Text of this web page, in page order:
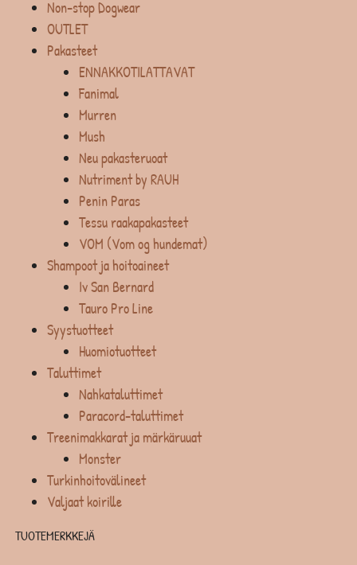
Non-stop Dogwear
OUTLET
Pakasteet
ENNAKKOTILATTAVAT
Fanimal
Murren
Mush
Neu pakasteruoat
Nutriment by RAUH
Penin Paras
Tessu raakapakasteet
VOM (Vom og hundemat)
Shampoot ja hoitoaineet
Iv San Bernard
Tauro Pro Line
Syystuotteet
Huomiotuotteet
Taluttimet
Nahkataluttimet
Paracord-taluttimet
Treenimakkarat ja märkäruuat
Monster
Turkinhoitovälineet
Valjaat koirille
TUOTEMERKKEJÄ